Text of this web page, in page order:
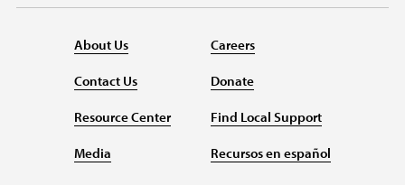
About Us
Contact Us
Resource Center
Media
Careers
Donate
Find Local Support
Recursos en español